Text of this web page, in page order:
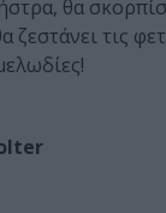
θα
ζεστάνει τις